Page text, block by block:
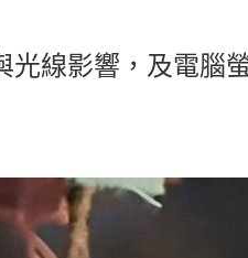
線影響，及電腦